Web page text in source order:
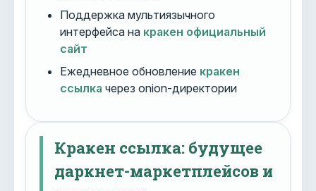
Поддержка мультиязычного
интерфейса на кракен официальный
сайт
Ежедневное обновление кракен
ссылка через onion-директории
Кракен ссылка: будущее
даркнет-маркетплейсов и